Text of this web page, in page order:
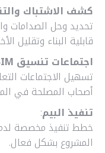
كشف الاشتباك
تحديد وحل الصدامات
قابلية البناء وتقليل
اجتماعات تنسيق BIM / إدارة المشاريع
تسهيل الاجتماعات
أصحاب المصلحة في
تنفيذ البيم:
المشروع بشكل فعال.